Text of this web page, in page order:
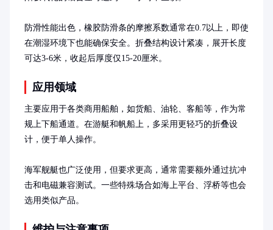
防滑性能出色，橡胶防滑条的摩擦系数通常在0.7以上，即使
在潮湿环境下也能确保安全。折叠结构设计紧凑，展开长度
可达3-6米，收起后厚度仅15-20厘米。
应用领域
主要应用于各类商用船舶，如货船、油轮、客船等，作为常
规上下船通道。在游艇和帆船上，多采用更轻巧的折叠设
计，便于单人操作。
海军舰艇也广泛使用，但要求更高，通常需要额外通过抗冲
击和电磁兼容测试。一些特殊场合如海上平台、浮桥等也会
选用类似产品。